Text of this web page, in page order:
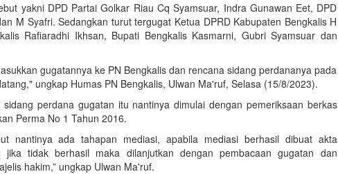
yakni DPD Partai Golkar Riau Cq Syamsuar, Indra Gunawan Eet, DPD
M Syafri. Sedangkan turut tergugat Ketua DPRD Kabupaten Bengkalis H
Rafiaradhi Ikhsan, Bupati Bengkalis Kasmarni, Gubri Syamsuar dan
gugatannya ke PN Bengkalis dan rencana sidang perdananya pada
ungkap Humas PN Bengkalis, Ulwan Ma'ruf, Selasa (15/8/2023).
perdana gugatan itu nantinya dimulai dengan pemeriksaan berkas
Perma No 1 Tahun 2016.
nantinya ada tahapan mediasi, apabila mediasi berhasil dibuat akta
jika tidak berhasil maka dilanjutkan dengan pembacaan gugatan dan
hakim,” ungkap Ulwan Ma'ruf.